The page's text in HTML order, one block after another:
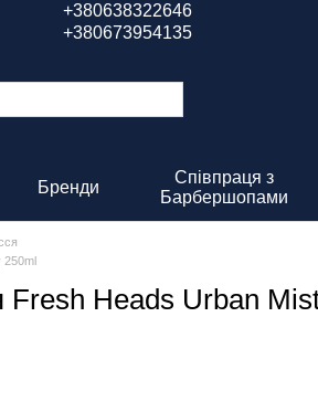
+380638322646
+380673954135
Бренди
Співпраця з
Барбершопами
250ml
Heads Urban